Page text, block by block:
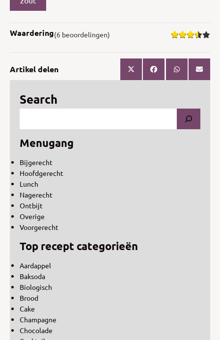
Waardering(6 beoordelingen)
Artikel delen
Search
Menugang
Bijgerecht
Hoofdgerecht
Lunch
Nagerecht
Ontbijt
Overige
Voorgerecht
Top recept categorieën
Aardappel
Baksoda
Biologisch
Brood
Cake
Champagne
Chocolade